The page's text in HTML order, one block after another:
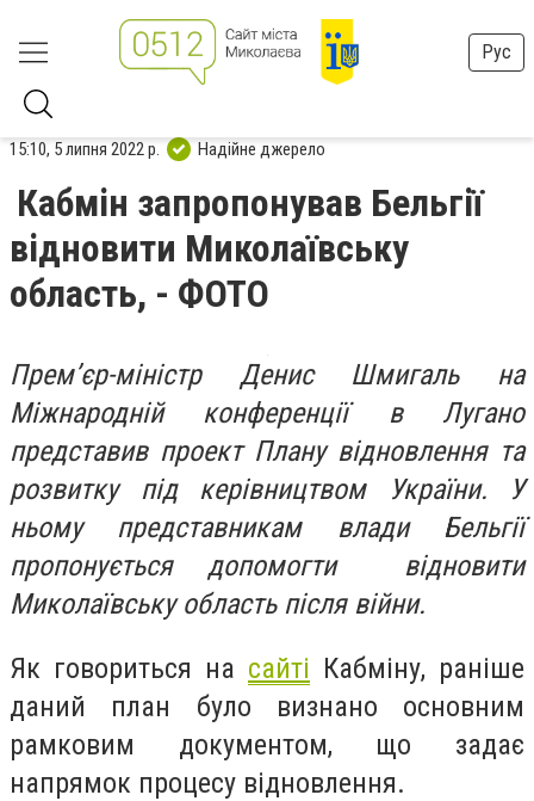
Рус
15:10, 5 липня 2022 р. Надійне джерело
Кабмін запропонував Бельгії
відновити Миколаївську
область, - ФОТО
Прем’єр-міністр Денис Шмигаль на
Міжнародній конференції в Лугано
представив проект Плану відновлення та
розвитку під керівництвом України. У
ньому представникам влади Бельгії
пропонується допомогти відновити
Миколаївську область після війни.
Як говориться на сайті Кабміну, раніше
даний план було визнано основним
рамковим документом, що задає
напрямок процесу відновлення.